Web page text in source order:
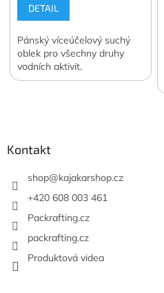
DETAIL
Pánský víceúčelový suchý
oblek pro všechny druhy
vodních aktivit.
Kontakt
shop@kajakarshop.cz
+420 608 003 461
Packrafting.cz
packrafting.cz
Produktová videa